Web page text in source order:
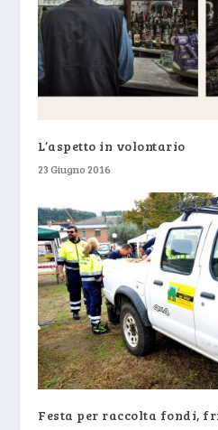
L’aspetto in volontario
23 Giugno 2016
Festa per raccolta fondi,